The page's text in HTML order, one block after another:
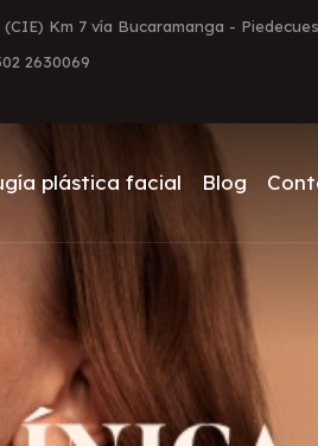
Km 7 vía Bucaramanga -
2630069
plástica facial Blog